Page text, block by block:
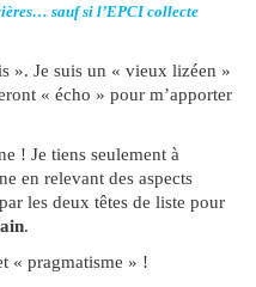
sauf si l’EPCI collecte
». Je suis un « vieux lizéen »
« écho » pour m’apporter
! Je tiens seulement à
en relevant des aspects
les deux têtes de liste pour
.
« pragmatisme » !